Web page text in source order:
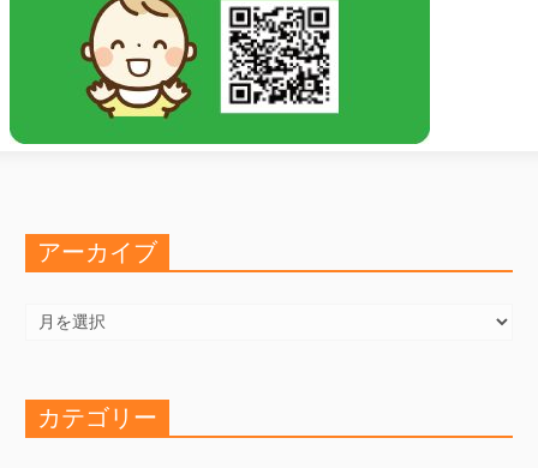
アーカイブ
カ
カテゴリー